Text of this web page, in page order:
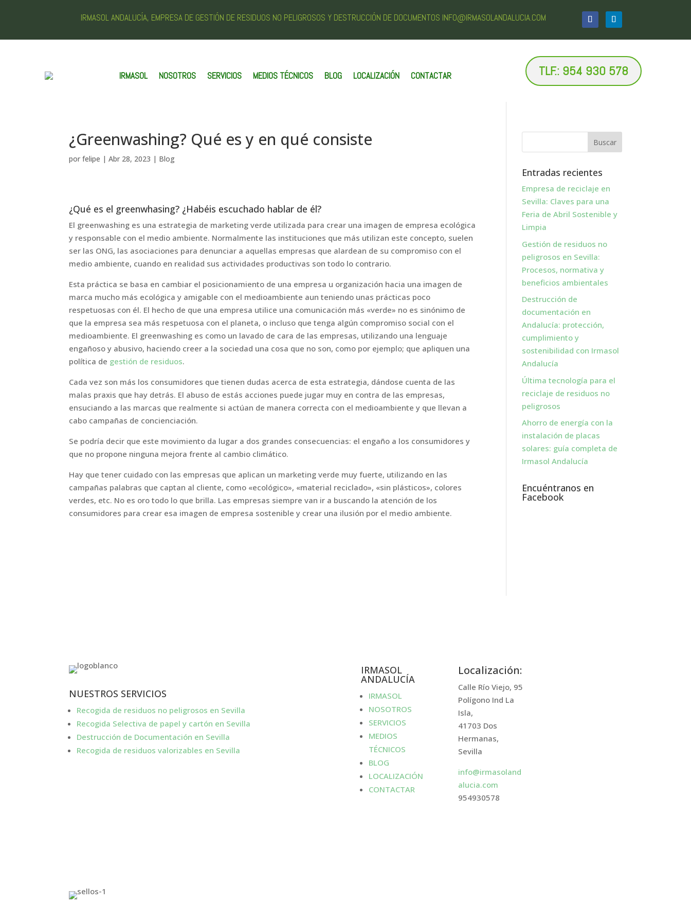
IRMASOL ANDALUCÍA, EMPRESA DE GESTIÓN DE RESIDUOS NO PELIGROSOS Y DESTRUCCIÓN DE DOCUMENTOS INFO@IRMASOLANDALUCIA.COM
IRMASOL NOSOTROS SERVICIOS MEDIOS TÉCNICOS BLOG LOCALIZACIÓN CONTACTAR TLF.: 954 930 578
¿Greenwashing? Qué es y en qué consiste
porfelipe |Abr 28, 2023 | Blog
¿Qué es el greenwhasing? ¿Habéis escuchado hablar de él?
El greenwashing es una estrategia de marketing verde utilizada para crear una imagen de empresa ecológica
y responsable con el medio ambiente. Normalmente las instituciones que más utilizan este concepto, suelen
ser las ONG, las asociaciones para denunciar a aquellas empresas que alardean de su compromiso con el
medio ambiente, cuando en realidad sus actividades productivas son todo lo contrario.
Esta práctica se basa en cambiar el posicionamiento de una empresa u organización hacia una imagen de
marca mucho más ecológica y amigable con el medioambiente aun teniendo unas prácticas poco
respetuosas con él. El hecho de que una empresa utilice una comunicación más «verde» no es sinónimo de
que la empresa sea más respetuosa con el planeta, o incluso que tenga algún compromiso social con el
medioambiente. El greenwashing es como un lavado de cara de las empresas, utilizando una lenguaje
engañoso y abusivo, haciendo creer a la sociedad una cosa que no son, como por ejemplo; que apliquen una
política de gestión de residuos.
Cada vez son más los consumidores que tienen dudas acerca de esta estrategia, dándose cuenta de las
malas praxis que hay detrás. El abuso de estás acciones puede jugar muy en contra de las empresas,
ensuciando a las marcas que realmente si actúan de manera correcta con el medioambiente y que llevan a
cabo campañas de concienciación.
Se podría decir que este movimiento da lugar a dos grandes consecuencias: el engaño a los consumidores y
que no propone ninguna mejora frente al cambio climático.
Hay que tener cuidado con las empresas que aplican un marketing verde muy fuerte, utilizando en las
campañas palabras que captan al cliente, como «ecológico», «material reciclado», «sin plásticos», colores
verdes, etc. No es oro todo lo que brilla. Las empresas siempre van ir a buscando la atención de los
consumidores para crear esa imagen de empresa sostenible y crear una ilusión por el medio ambiente.
Entradas recientes
Empresa de reciclaje en
Sevilla: Claves para una
Feria de Abril Sostenible y
Limpia
Gestión de residuos no
peligrosos en Sevilla:
Procesos, normativa y
beneficios ambientales
Destrucción de
documentación en
Andalucía: protección,
cumplimiento y
sostenibilidad con Irmasol
Andalucía
Última tecnología para el
reciclaje de residuos no
peligrosos
Ahorro de energía con la
instalación de placas
solares: guía completa de
Irmasol Andalucía
Encuéntranos en
Facebook
NUESTROS SERVICIOS
Recogida de residuos no peligrosos en Sevilla
Recogida Selectiva de papel y cartón en Sevilla
Destrucción de Documentación en Sevilla
Recogida de residuos valorizables en Sevilla
IRMASOL
ANDALUCÍA
IRMASOL
NOSOTROS
SERVICIOS
MEDIOS
TÉCNICOS
BLOG
LOCALIZACIÓN
CONTACTAR
Localización:
Calle Río Viejo, 95
Polígono Ind La
Isla,
41703 Dos
Hermanas,
Sevilla
info@irmasoland
alucia.com
954930578